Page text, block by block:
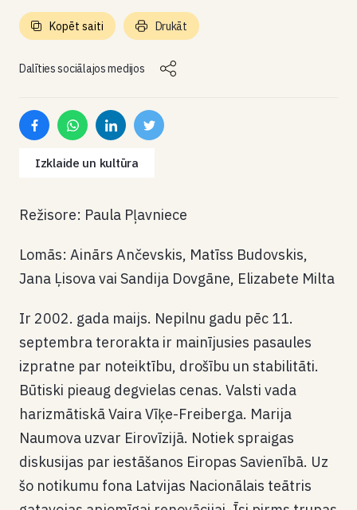
Dalīties sociālajos medijos
Kopēt saiti Drukāt
Izklaide un kultūra
Režisore: Paula Pļavniece
Lomās: Ainārs Ančevskis, Matīss Budovskis,
Jana Ļisova vai Sandija Dovgāne, Elizabete Milta
​Ir 2002. gada maijs. Nepilnu gadu pēc 11.
septembra terorakta ir mainījusies pasaules
izpratne par noteiktību, drošību un stabilitāti.
Būtiski pieaug degvielas cenas. Valsti vada
harizmātiskā Vaira Vīķe-Freiberga. Marija
Naumova uzvar Eirovīzijā. Notiek spraigas
diskusijas par iestāšanos Eiropas Savienībā. Uz
šo notikumu fona Latvijas Nacionālais teātris